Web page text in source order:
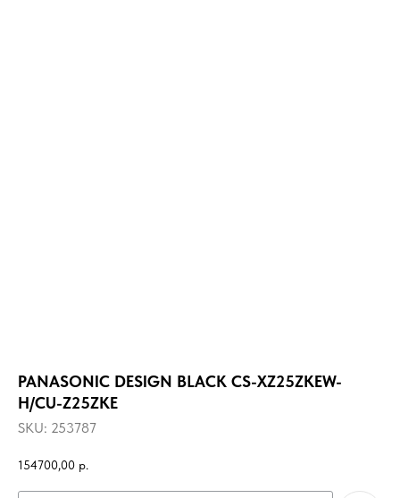
PANASONIC DESIGN BLACK CS-XZ25ZKEW-
H/CU-Z25ZKE
SKU: 253787
154700,00 р.